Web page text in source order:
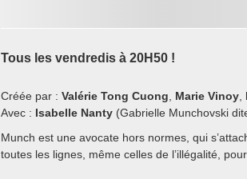
Tous les vendredis à 20H50 !
Créée par : Valérie Tong Cuong, Marie Vinoy,
Avec : Isabelle Nanty (Gabrielle Munchovski
Munch est une avocate hors normes, qui
toutes les lignes, même celles de l’illégalité,